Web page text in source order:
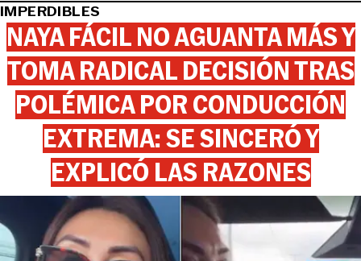
IMPERDIBLES
NAYA FÁCIL NO AGUANTA MÁS Y
TOMA RADICAL DECISIÓN TRAS
POLÉMICA POR CONDUCCIÓN
EXTREMA: SE SINCERÓ Y
EXPLICÓ LAS RAZONES